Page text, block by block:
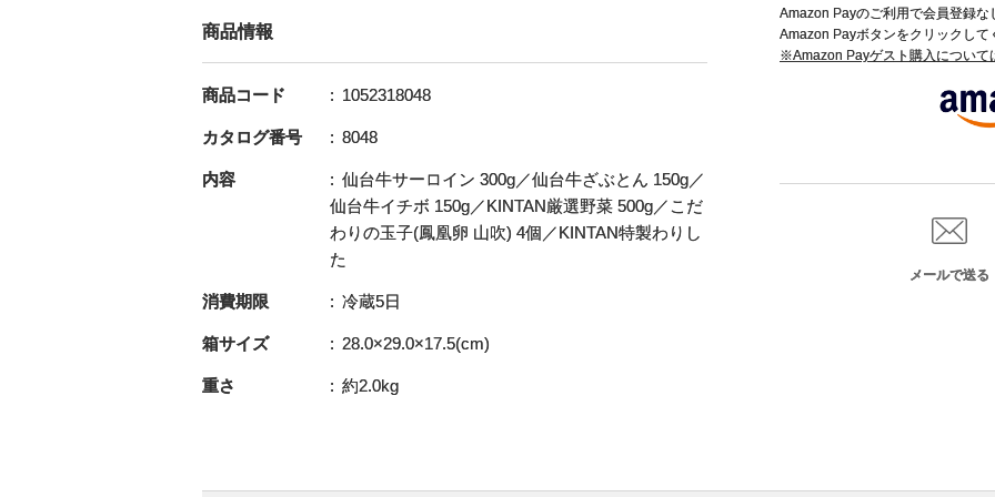
Amazon Payのご利用で会員登録
Amazon Payボタンをクリックして
※Amazon Payゲスト購入について
メールで送る
商品情報
商品コード 1052318048
カタログ番号 8048
内容
仙台牛サーロイン 300g／仙台牛ざぶとん 150g／
仙台牛イチボ 150g／KINTAN厳選野菜 500g／こだ
わりの玉子(鳳凰卵 山吹) 4個／KINTAN特製わりし
た
消費期限 冷蔵5日
箱サイズ 28.0×29.0×17.5(cm)
重さ 約2.0kg